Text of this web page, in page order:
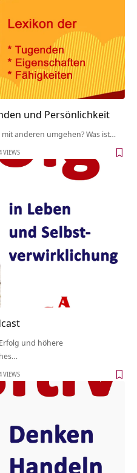
und Persönlichkeit
anderen umgehen? Was ist…
VIEWS
und höhere
VIEWS